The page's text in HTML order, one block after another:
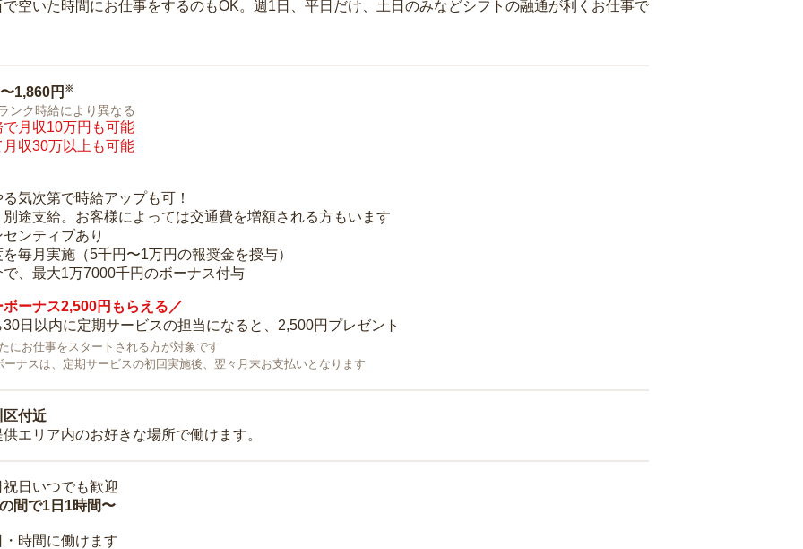
空いた時間にお仕事をするのもOK。週1日、平日だけ、土日のみなどシフトの融通が利くお仕事で
1,860円 ※
ンク時給により異なる
月収10万円も可能
収30万以上も可能
気次第で時給アップも可！
途支給。お客様によっては交通費を増額される方もいます
ンティブあり
毎月実施（5千円〜1万円の報奨金を授与）
、最大1万7000千円のボーナス付与
ーナス2,500円もらえる／
日以内に定期サービスの担当になると、2,500円プレゼント
にお仕事をスタートされる方が対象です
ーナスは、定期サービスの初回実施後、翌々月末お支払いとなります
区付近
エリア内のお好きな場所で働けます。
日いつでも歓迎
間で1日1時間〜
時間に働けます